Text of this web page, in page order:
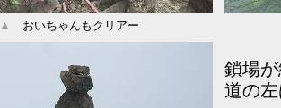
▲ おいちゃんもクリアー
鎖場
道の